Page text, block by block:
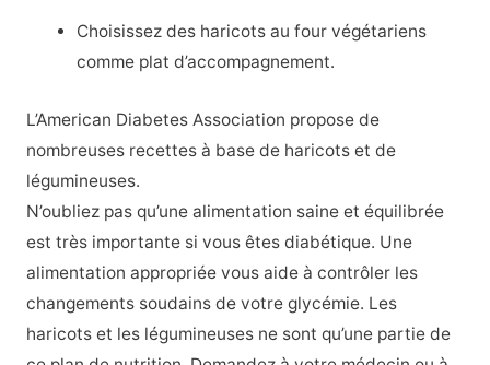
Choisissez des haricots au four végétariens
comme plat d’accompagnement.
L’American Diabetes Association propose de
nombreuses recettes à base de haricots et de
légumineuses.
N’oubliez pas qu’une alimentation saine et équilibrée
est très importante si vous êtes diabétique. Une
alimentation appropriée vous aide à contrôler les
changements soudains de votre glycémie. Les
haricots et les légumineuses ne sont qu’une partie de